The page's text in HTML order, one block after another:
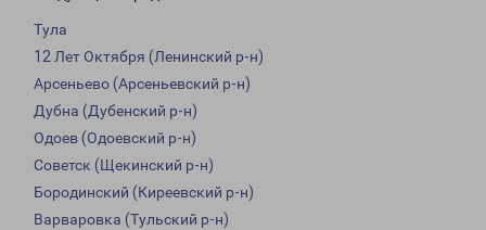
Тула
12 Лет Октября (Ленинский р-н)
Арсеньево (Арсеньевский р-н)
Дубна (Дубенский р-н)
Одоев (Одоевский р-н)
Советск (Щекинский р-н)
Бородинский (Киреевский р-н)
Варваровка (Тульский р-н)